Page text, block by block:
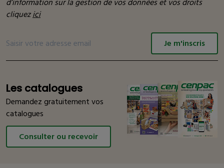
cliquezici
Je m'inscris
Les catalogues
Demandez gratuitement vos
catalogues
Consulter ou recevoir